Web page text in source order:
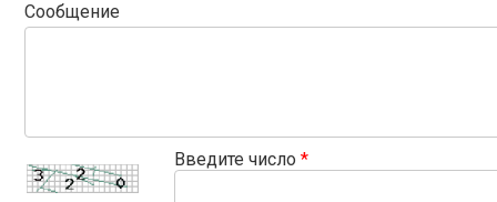
Сообщение
Введите число *